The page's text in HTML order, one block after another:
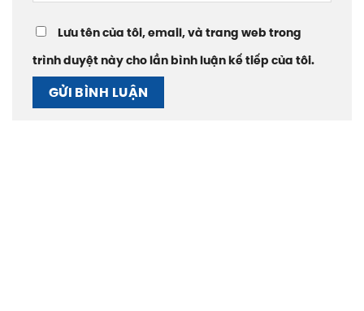
Lưu tên của tôi, email, và trang web trong
trình duyệt này cho lần bình luận kế tiếp của tôi.